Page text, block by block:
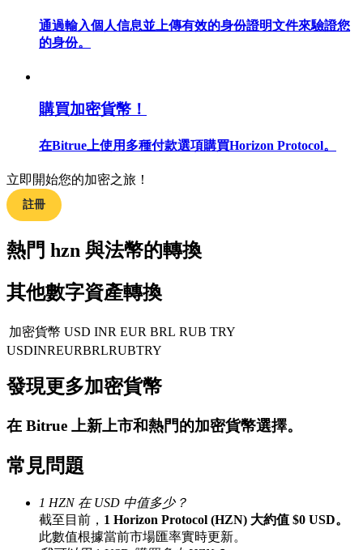
包含交易情況等的大數據分析
合約功能使用指南
交易策略
學習如何保持盈利
通過輸入個人信息並上傳有效的身份證明文件來驗證您
的身份。
購買加密貨幣！
在Bitrue上使用多種付款選項購買Horizon Protocol。
立即開始您的加密之旅！
註冊
熱門 hzn 與法幣的轉換
其他數字資產轉換
加密貨幣 USD INR EUR BRL RUB TRY
USDINREURBRLRUBTRY
發現更多加密貨幣
在 Bitrue 上新上市和熱門的加密貨幣選擇。
常見問題
1 HZN 在 USD 中值多少？
截至目前， 1 Horizon Protocol (HZN) 大約值 $0 USD。
此數值根據當前市場匯率實時更新。